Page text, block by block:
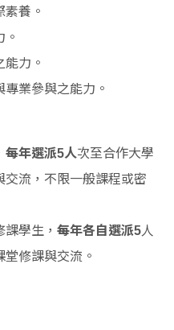
養。
力。
業參與之能力。
每年選派5人次至合作大學
流，不限一般課程或密
課學生，每年各自選派5人
修課與交流。